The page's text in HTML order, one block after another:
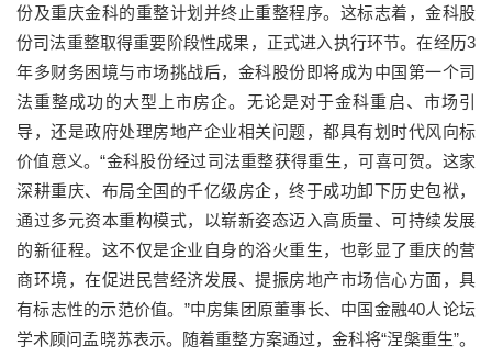
份及重庆金科的重整计划并终止重整程序。这标志着，金科股
份司法重整取得重要阶段性成果，正式进入执行环节。在经历3
年多财务困境与市场挑战后，金科股份即将成为中国第一个司
法重整成功的大型上市房企。无论是对于金科重启、市场引
导，还是政府处理房地产企业相关问题，都具有划时代风向标
价值意义。“金科股份经过司法重整获得重生，可喜可贺。这家
深耕重庆、布局全国的千亿级房企，终于成功卸下历史包袱，
通过多元资本重构模式，以崭新姿态迈入高质量、可持续发展
的新征程。这不仅是企业自身的浴火重生，也彰显了重庆的营
商环境，在促进民营经济发展、提振房地产市场信心方面，具
有标志性的示范价值。”中房集团原董事长、中国金融40人论坛
学术顾问孟晓苏表示。随着重整方案通过，金科将“涅槃重生”。